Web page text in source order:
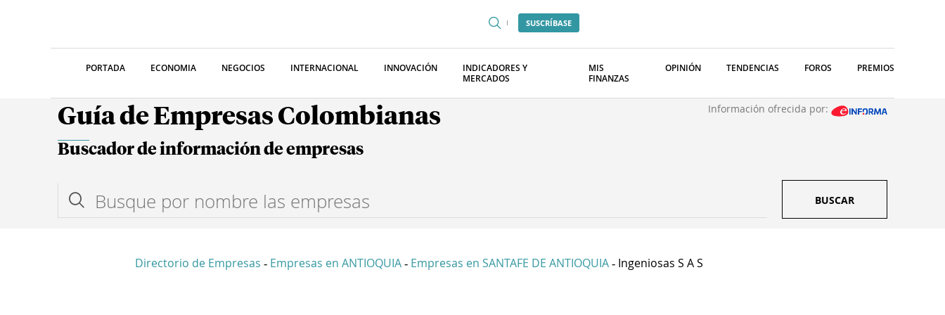
SUSCRÍBASE
PORTADA ECONOMIA NEGOCIOS INTERNACIONAL INNOVACIÓN
INDICADORES Y
MERCADOS
MIS
FINANZAS
OPINIÓN TENDENCIAS FOROS PREMIOS
Guía de Empresas Colombianas Información ofrecida por:
Buscador de información de empresas
BUSCAR
Directorio de Empresas - Empresas en ANTIOQUIA - Empresas en SANTAFE DE ANTIOQUIA - Ingeniosas S A S